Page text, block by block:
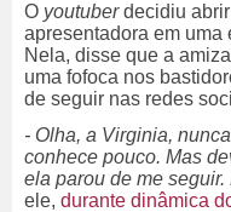
O youtuberdecidiu
apresentadora em uma
Nela, disse que a
uma fofoca nos
de seguir nas redes
- Olha, a Virginia,
conhece pouco. Mas
ela parou de me
ele, durante dinâmica